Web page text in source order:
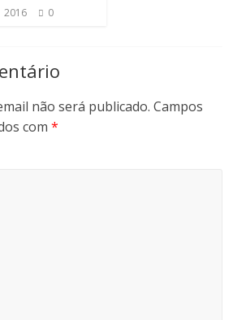
2016
0
não será publicado. Campos
com*